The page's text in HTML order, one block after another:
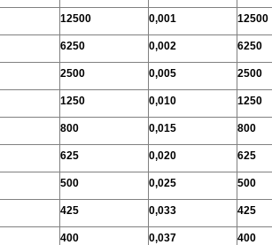
12500 0,001 12500
6250 0,002 6250
2500 0,005 2500
1250 0,010 1250
800 0,015 800
625 0,020 625
500 0,025 500
425 0,033 425
400 0,037 400